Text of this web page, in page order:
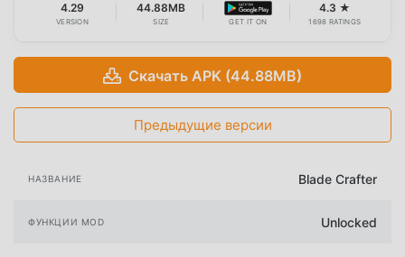
4.29
VERSION
44.88MB
SIZE GET IT ON
4.3 ★
1698 RATINGS
Скачать APK (44.88MB)
Предыдущие версии
НАЗВАНИЕ Blade Crafter
ФУНКЦИИ MOD Unlocked